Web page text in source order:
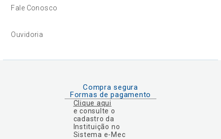
Fale Conosco
Ouvidoria
Compra segura
Formas de pagamento
Clique aqui
e consulte o
cadastro da
Instituição no
Sistema e-Mec